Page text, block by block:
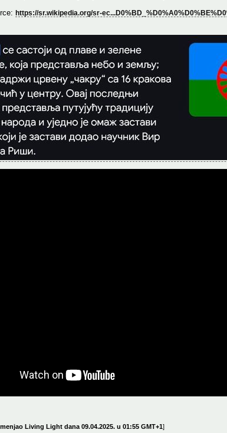
https://sr.wikipedia.org/sr-
Living Light dana 09.04.2025. u 01:55 GMT+1]